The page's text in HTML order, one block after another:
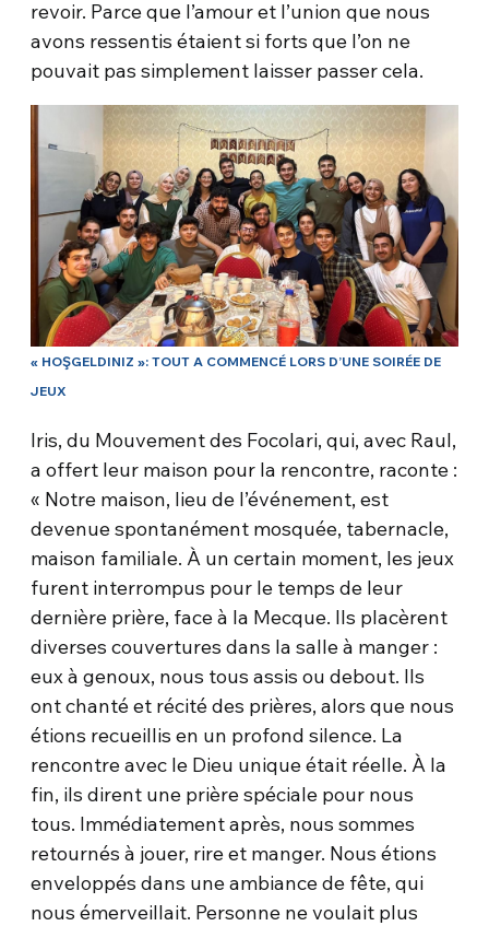
revoir. Parce que l’amour et l’union que nous
avons ressentis étaient si forts que l’on ne
pouvait pas simplement laisser passer cela.
« HOŞGELDINIZ »: TOUT A COMMENCÉ LORS D’UNE SOIRÉE DE
JEUX
Iris, du Mouvement des Focolari, qui, avec Raul,
a offert leur maison pour la rencontre, raconte :
« Notre maison, lieu de l’événement, est
devenue spontanément mosquée, tabernacle,
maison familiale. À un certain moment, les jeux
furent interrompus pour le temps de leur
dernière prière, face à la Mecque. Ils placèrent
diverses couvertures dans la salle à manger :
eux à genoux, nous tous assis ou debout. Ils
ont chanté et récité des prières, alors que nous
étions recueillis en un profond silence. La
rencontre avec le Dieu unique était réelle. À la
fin, ils dirent une prière spéciale pour nous
tous. Immédiatement après, nous sommes
retournés à jouer, rire et manger. Nous étions
enveloppés dans une ambiance de fête, qui
nous émerveillait. Personne ne voulait plus